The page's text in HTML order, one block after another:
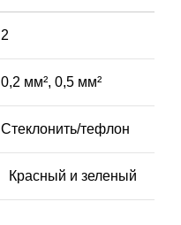
2
0,2 мм², 0,5 мм²
Стеклонить/тефлон
Красный и зеленый